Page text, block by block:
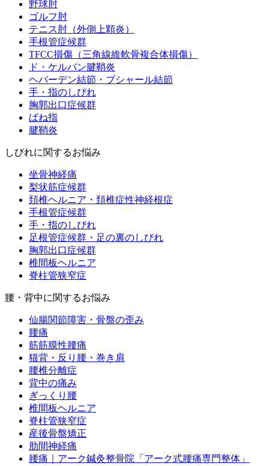
野球肘
ゴルフ肘
テニス肘（外側上顆炎）
手根管症候群
TFCC損傷（三角線維軟骨複合体損傷）
ド・ケルバン腱鞘炎
ヘバーデン結節・ブシャール結節
手・指のしびれ
胸郭出口症候群
ばね指
腱鞘炎
しびれに関するお悩み
坐骨神経痛
梨状筋症候群
頚椎ヘルニア・頚椎症性神経根症
手根管症候群
手・指のしびれ
足根管症候群・足の裏のしびれ
胸郭出口症候群
椎間板ヘルニア
脊柱管狭窄症
腰・背中に関するお悩み
仙腸関節障害・骨盤の歪み
腰痛
筋筋膜性腰痛
猫背・反り腰・巻き肩
腰椎分離症
背中の痛み
ぎっくり腰
椎間板ヘルニア
脊柱管狭窄症
産後骨盤矯正
肋間神経痛
腰痛｜アーク鍼灸整骨院「アーク式腰痛専門整体」